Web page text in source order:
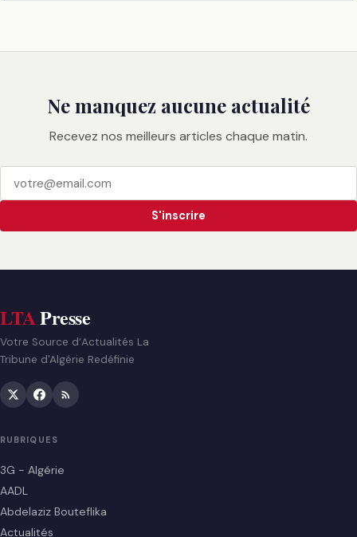
Ne manquez aucune actualité
Recevez nos meilleurs articles chaque matin.
S'inscrire
LTAPresse
Votre Source d’Actualités La
Tribune d'Algérie Redéfinie
RUBRIQUES
3G - Algérie
AADL
Abdelaziz Bouteflika
Actualités